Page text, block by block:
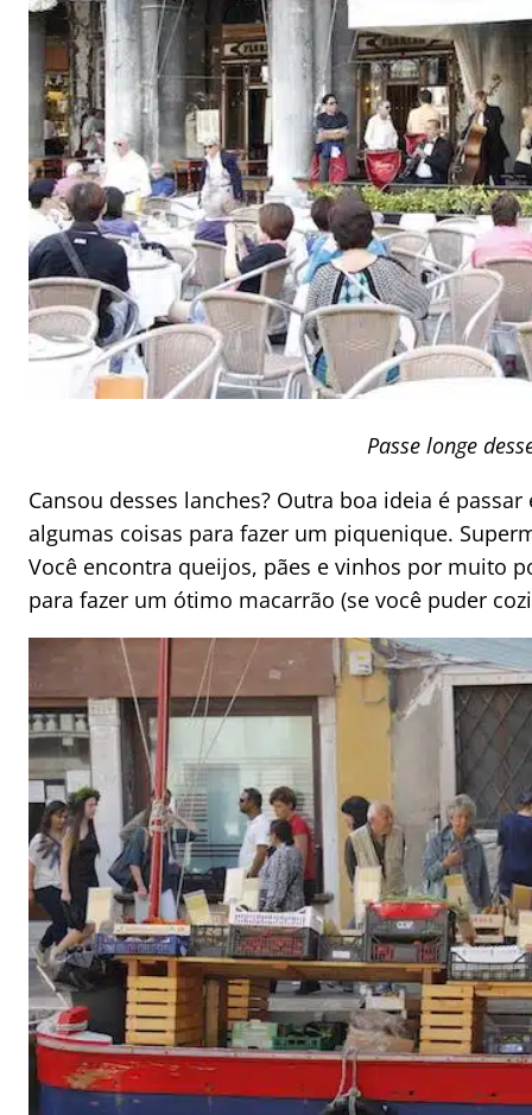
Passe longe
Cansou desses lanches? Outra boa ideia é
algumas coisas para fazer um piquenique.
Você encontra queijos, pães e vinhos por muito
para fazer um ótimo macarrão (se você puder